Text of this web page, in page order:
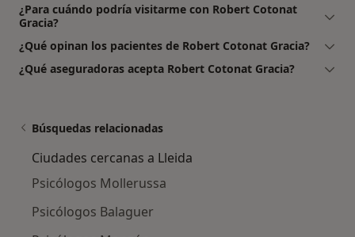
¿Para cuándo podría visitarme con Robert Cotonat
Gracia?
¿Qué opinan los pacientes de Robert Cotonat Gracia?
¿Qué aseguradoras acepta Robert Cotonat Gracia?
Búsquedas relacionadas
Ciudades cercanas a Lleida
Psicólogos Mollerussa
Psicólogos Balaguer